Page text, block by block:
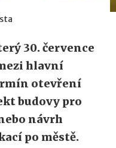
30. července
hlavní
otevření
budovy pro
návrh
po městě.